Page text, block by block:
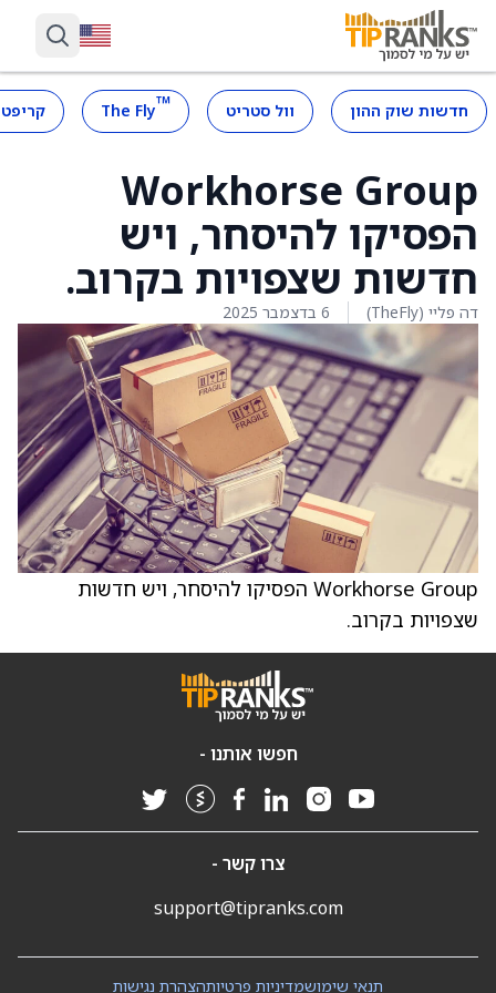
חדשות שוק ההון וול סטריט ™
The Fly
Workhorse Group
הפסיקו להיסחר, ויש
חדשות שצפויות בקרוב.
דה פליי (TheFly) 6 בדצמבר 2025
Workhorse Group הפסיקו להיסחר, ויש חדשות
שצפויות בקרוב.
חפשו אותנו -
צרו קשר -
support@tipranks.com
הצהרת נגישותמדיניות פרטיותתנאי שימוש